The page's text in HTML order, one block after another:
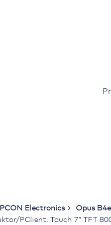
Electronics
Opus B4e
PClient, Touch 7″ TFT